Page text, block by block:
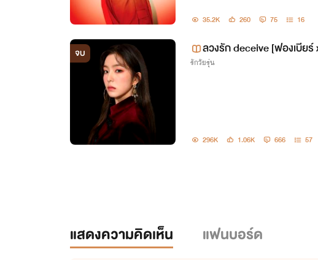
สวั
บุคลในภาพที่ปรากฎในนิยายของเ
35.2K 260 75 16
จบ
ลวงรัก deceive [ฟองเบียร์
nc18+
รักวัยรุ่น
296K 1.06K 666 57
แสดงความคิดเห็น แฟนบอร์ด